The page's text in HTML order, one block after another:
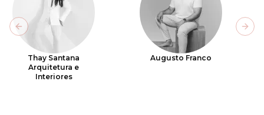
Thay Santana
Arquitetura e
Interiores
Augusto Franco
Previous slide